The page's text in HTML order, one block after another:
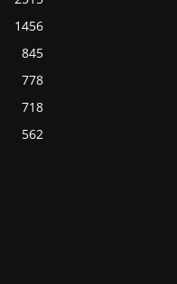
1456
845
778
718
562